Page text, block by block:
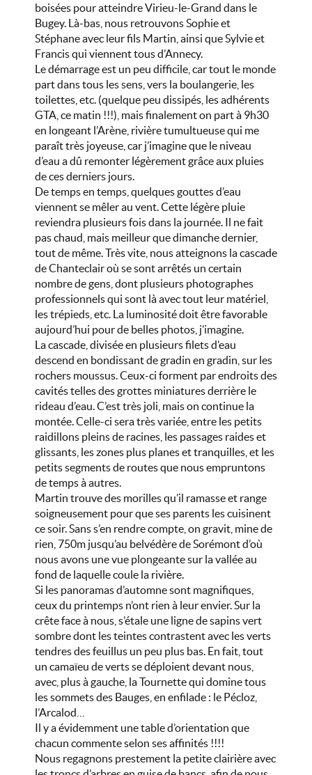
boisées pour atteindre Virieu-le-Grand dans le
Bugey. Là-bas, nous retrouvons Sophie et
Stéphane avec leur fils Martin, ainsi que Sylvie et
Francis qui viennent tous d’Annecy.
Le démarrage est un peu difficile, car tout le monde
part dans tous les sens, vers la boulangerie, les
toilettes, etc. (quelque peu dissipés, les adhérents
GTA, ce matin !!!), mais finalement on part à 9h30
en longeant l’Arène, rivière tumultueuse qui me
paraît très joyeuse, car j’imagine que le niveau
d’eau a dû remonter légèrement grâce aux pluies
de ces derniers jours.
De temps en temps, quelques gouttes d’eau
viennent se mêler au vent. Cette légère pluie
reviendra plusieurs fois dans la journée. Il ne fait
pas chaud, mais meilleur que dimanche dernier,
tout de même. Très vite, nous atteignons la cascade
de Chanteclair où se sont arrêtés un certain
nombre de gens, dont plusieurs photographes
professionnels qui sont là avec tout leur matériel,
les trépieds, etc. La luminosité doit être favorable
aujourd’hui pour de belles photos, j’imagine.
La cascade, divisée en plusieurs filets d’eau
descend en bondissant de gradin en gradin, sur les
rochers moussus. Ceux-ci forment par endroits des
cavités telles des grottes miniatures derrière le
rideau d’eau. C’est très joli, mais on continue la
montée. Celle-ci sera très variée, entre les petits
raidillons pleins de racines, les passages raides et
glissants, les zones plus planes et tranquilles, et les
petits segments de routes que nous empruntons
de temps à autres.
Martin trouve des morilles qu’il ramasse et range
soigneusement pour que ses parents les cuisinent
ce soir. Sans s’en rendre compte, on gravit, mine de
rien, 750m jusqu’au belvédère de Sorémont d’où
nous avons une vue plongeante sur la vallée au
fond de laquelle coule la rivière.
Si les panoramas d’automne sont magnifiques,
ceux du printemps n’ont rien à leur envier. Sur la
crête face à nous, s’étale une ligne de sapins vert
sombre dont les teintes contrastent avec les verts
tendres des feuillus un peu plus bas. En fait, tout
un camaïeu de verts se déploient devant nous,
avec, plus à gauche, la Tournette qui domine tous
les sommets des Bauges, en enfilade : le Pécloz,
l’Arcalod…
Il y a évidemment une table d’orientation que
chacun commente selon ses affinités !!!!
Nous regagnons prestement la petite clairière avec